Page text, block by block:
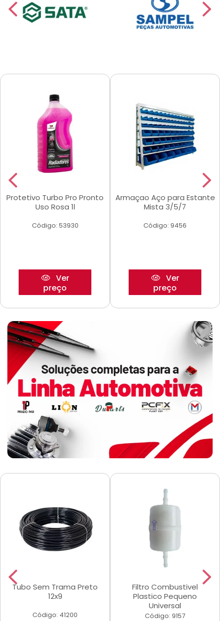
Protetivo Turbo Pro Pronto
Uso Rosa 1l
Código: 53930
Ver
preço
Armaçao Aço para Estante
Mista 3/5/7
Código: 9456
Ver
preço
Tubo Sem Trama Preto
12x9
Código: 41200
Filtro Combustivel
Plastico Pequeno
Universal
Código: 9157